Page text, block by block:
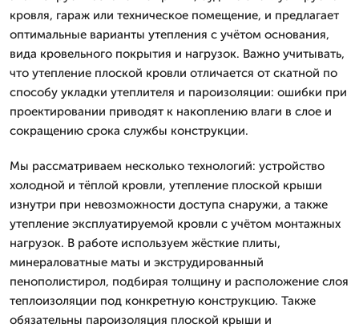
кровля, гараж или техническое помещение, и предлагает
оптимальные варианты утепления с учётом основания,
вида кровельного покрытия и нагрузок. Важно учитывать,
что утепление плоской кровли отличается от скатной по
способу укладки утеплителя и пароизоляции: ошибки при
проектировании приводят к накоплению влаги в слое и
сокращению срока службы конструкции.
Мы рассматриваем несколько технологий: устройство
холодной и тёплой кровли, утепление плоской крыши
изнутри при невозможности доступа снаружи, а также
утепление эксплуатируемой кровли с учётом монтажных
нагрузок. В работе используем жёсткие плиты,
минераловатные маты и экструдированный
пенополистирол, подбирая толщину и расположение слоя
теплоизоляции под конкретную конструкцию. Также
обязательны пароизоляция плоской крыши и